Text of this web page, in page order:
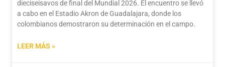
dieciseisavos de final del Mundial 2026. El encuentro se llevó
a cabo en el Estadio Akron de Guadalajara, donde los
colombianos demostraron su determinación en el campo.
LEER MÁS »